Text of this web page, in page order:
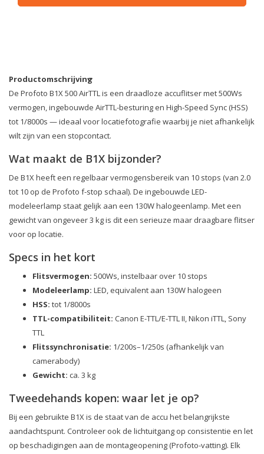
Productomschrijving
De Profoto B1X 500 AirTTL is een draadloze accuflitser met 500Ws
vermogen, ingebouwde AirTTL-besturing en High-Speed Sync (HSS)
tot 1/8000s — ideaal voor locatiefotografie waarbij je niet afhankelijk
wilt zijn van een stopcontact.
Wat maakt de B1X bijzonder?
De B1X heeft een regelbaar vermogensbereik van 10 stops (van 2.0
tot 10 op de Profoto f-stop schaal). De ingebouwde LED-
modeleerlamp staat gelijk aan een 130W halogeenlamp. Met een
gewicht van ongeveer 3 kg is dit een serieuze maar draagbare flitser
voor op locatie.
Specs in het kort
Flitsvermogen: 500Ws, instelbaar over 10 stops
Modeleerlamp: LED, equivalent aan 130W halogeen
HSS: tot 1/8000s
TTL-compatibiliteit: Canon E-TTL/E-TTL II, Nikon iTTL, Sony
TTL
Flitssynchronisatie: 1/200s–1/250s (afhankelijk van
camerabody)
Gewicht: ca. 3 kg
Tweedehands kopen: waar let je op?
Bij een gebruikte B1X is de staat van de accu het belangrijkste
aandachtspunt. Controleer ook de lichtuitgang op consistentie en let
op beschadigingen aan de montageopening (Profoto-vatting). Elk